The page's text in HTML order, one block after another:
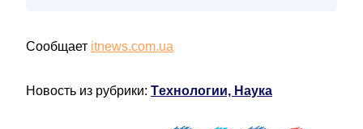
Сообщает itnews.com.ua
Новость из рубрики: Технологии, Наука